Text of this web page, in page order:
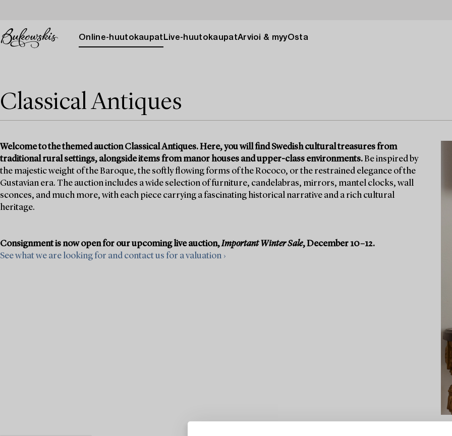
Online-huutokaupat Live-huutokaupatArvioi & myyOsta
Classical Antiques
Welcome to the themed auction Classical Antiques. Here, you will find Swedish cultural treasures from
traditional rural settings, alongside items from manor houses and upper-class environments.Be inspired by
the majestic weight of the Baroque, the softly flowing forms of the Rococo, or the restrained elegance of the
Gustavian era. The auction includes a wide selection of furniture, candelabras, mirrors, mantel clocks, wall
sconces, and much more, with each piece carrying a fascinating historical narrative and a rich cultural
heritage.
Consignment is now open for our upcoming live auction,Important Winter Sale, December 10–12.
See what we are looking for and contact us for a valuation ›